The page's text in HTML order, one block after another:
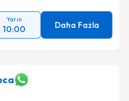
Yarın
10:00 Daha Fazla